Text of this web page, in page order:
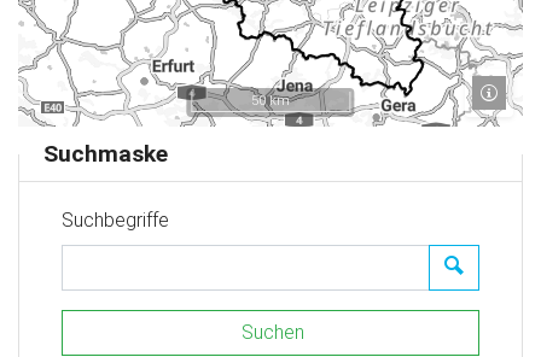
50 km
Suchmaske
Suchbegriffe
Suchen